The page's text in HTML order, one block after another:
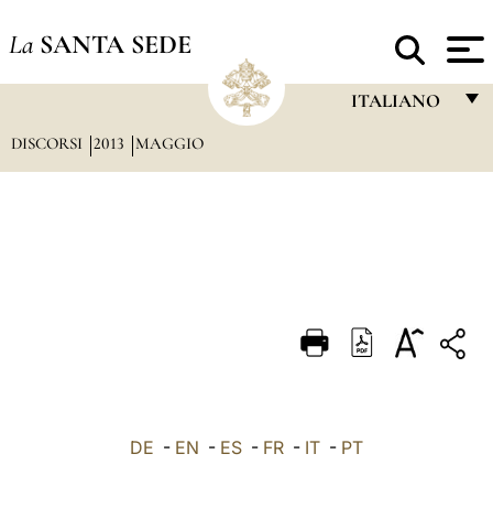
La SANTA SEDE
ITALIANO
DEUTSCH
العربيّة
DISCORSI 2013 MAGGIO
DE - EN - ES - FR - IT - PT